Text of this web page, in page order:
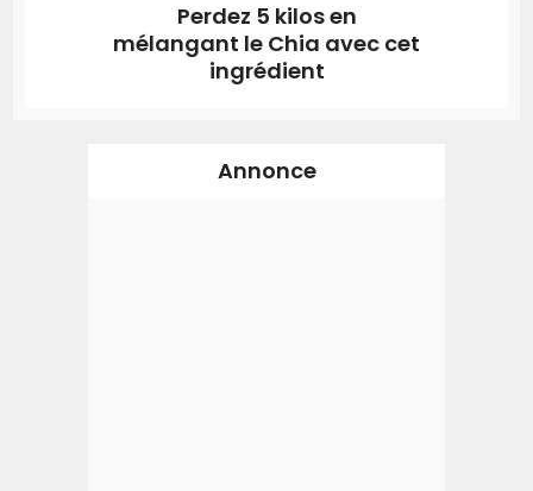
Perdez 5 kilos en
mélangant le Chia avec cet
ingrédient
Annonce